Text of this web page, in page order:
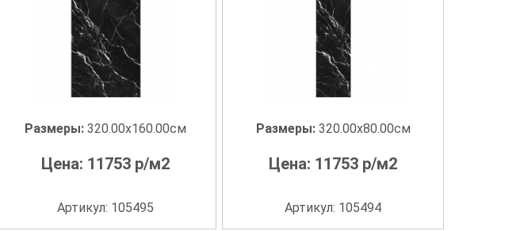
Размеры: 320.00x160.00см
Цена: 11753р/м2
Артикул: 105495
Размеры: 320.00x80.00см
Цена: 11753 р/м2
Артикул: 105494